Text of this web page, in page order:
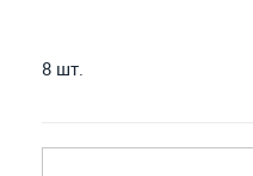
8 шт.